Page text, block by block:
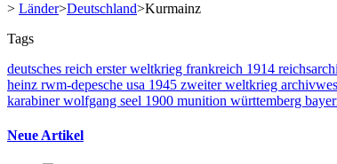
> Länder>Deutschland>Kurmainz
Tags
deutsches reich erster weltkrieg frankreich 1914
heinz rwm-depesche usa 1945 zweiter weltkrieg
karabinerwolfgang seel 1900 munition württemberg
Neue Artikel